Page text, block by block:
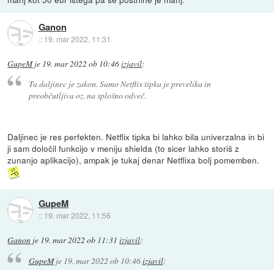
Ganon
:: 19. mar 2022, 11:31
GupeMje 19. mar 2022 ob 10:46izjavil:
Ta daljinec je zakon. Samo Netflix tipka je prevelika in
preobčutljiva oz. na splošno odveč.
Daljinec je res perfekten. Netflix tipka bi lahko bila univerzalna in bi
ji sam določil funkcijo v meniju shielda (to sicer lahko storiš z
zunanjo aplikacijo), ampak je tukaj denar Netflixa bolj pomemben.
GupeM
:: 19. mar 2022, 11:56
Ganon je 19. mar 2022 ob 11:31 izjavil:
GupeMje 19. mar 2022 ob 10:46izjavil: